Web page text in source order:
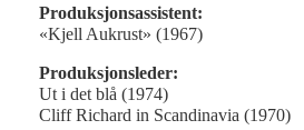
Produksjonsassistent:
«Kjell Aukrust» (1967)
Produksjonsleder:
Ut i det blå (1974)
Cliff Richard in Scandinavia (1970)